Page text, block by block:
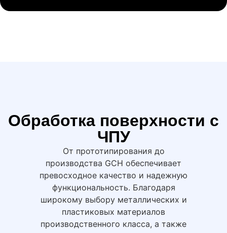
Обработка поверхности с
ЧПУ
От прототипирования до
производства GCH обеспечивает
превосходное качество и надежную
функциональность. Благодаря
широкому выбору металлических и
пластиковых материалов
производственного класса, а также